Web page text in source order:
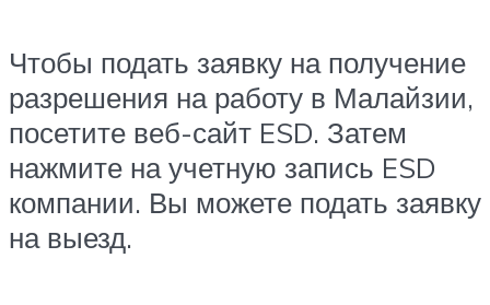
Чтобы подать заявку на получение
разрешения на работу в Малайзии,
посетите веб-сайт ESD. Затем
нажмите на учетную запись ESD
компании. Вы можете подать заявку
на выезд.